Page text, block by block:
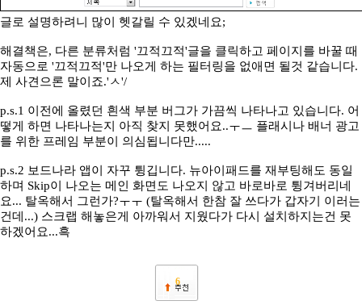
글로 설명하려니 많이 헷갈릴 수 있겠네요;
해결책은, 다른 분류처럼 '끄적끄적'글을 클릭하고 페이지를 바꿀 때
자동으로 '끄적끄적'만 나오게 하는 필터링을 없애면 될것 같습니다.
제 사견으론 말이죠.'ㅅ'/
p.s.1 이전에 올렸던 흰색 부분 버그가 가끔씩 나타나고 있습니다. 어
떻게 하면 나타나는지 아직 찾지 못했어요..ㅜㅡ 플래시나 배너 광고
를 위한 프레임 부분이 의심됩니다만.....
p.s.2 보드나라 앱이 자꾸 튕깁니다. 뉴아이패드를 재부팅해도 동일
하며 Skip이 나오는 메인 화면도 나오지 않고 바로바로 튕겨버리네
요... 탈옥해서 그런가?ㅜㅜ (탈옥해서 한참 잘 쓰다가 갑자기 이러는
건데...) 스크랩 해놓은게 아까워서 지웠다가 다시 설치하지는건 못
하겠어요...흑
6